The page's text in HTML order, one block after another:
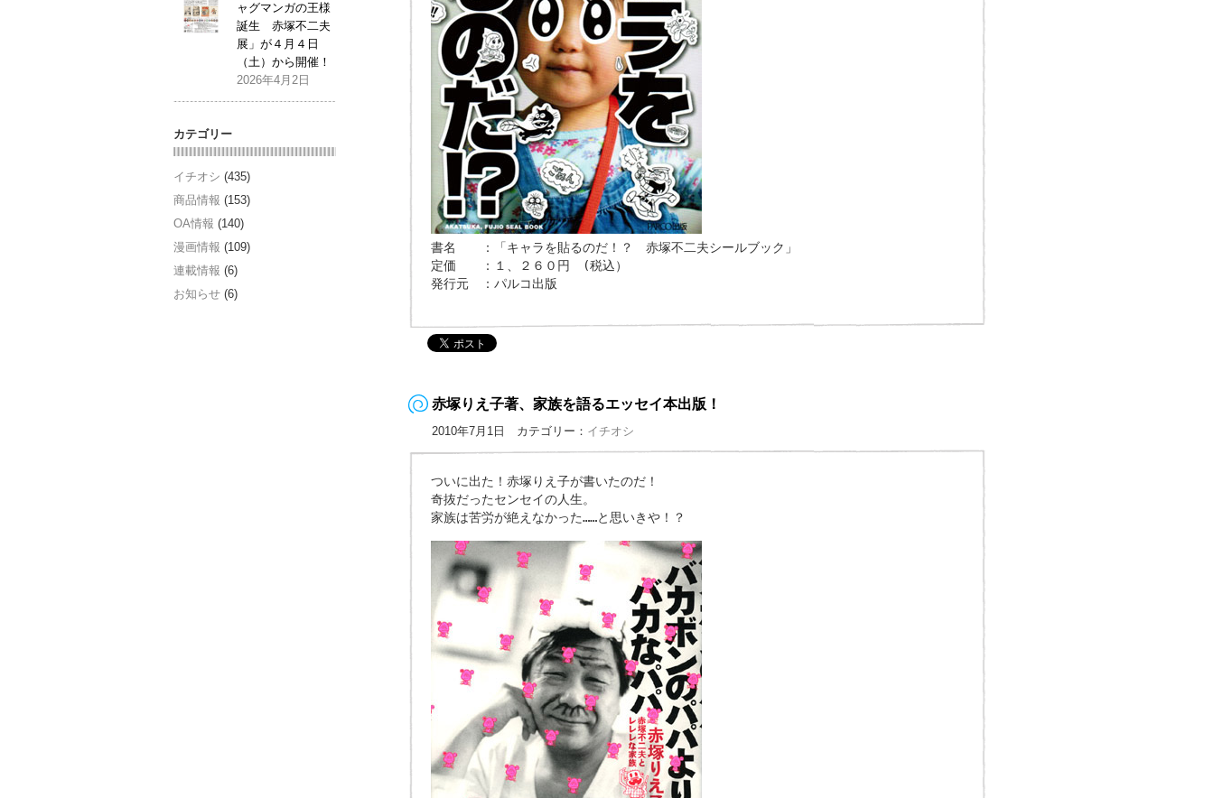
書名 ：「キャラを貼るのだ！？ 赤塚不二夫シールブック」
定価 ：１、２６０円 (税込）
発行元 ：パルコ出版
赤塚りえ子著、家族を語るエッセイ本出版！
2010年7月1日 カテゴリー： イチオシ
ついに出た！赤塚りえ子が書いたのだ！
奇抜だったセンセイの人生。
家族は苦労が絶えなかった……と思いきや！？
ャグマンガの王様
誕生 赤塚不二夫
展」が４月４日
（土）から開催！
2026年4月2日
カテゴリー
イチオシ (435)
商品情報 (153)
OA情報 (140)
漫画情報 (109)
連載情報 (6)
お知らせ (6)